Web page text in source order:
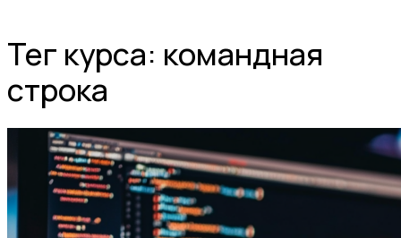
Тег курса: командная
строка